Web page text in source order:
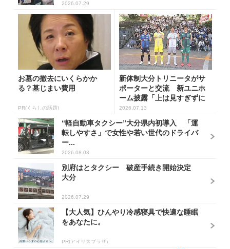
2026.07.29
お墓の撤去にいくらかか
る？墓じまい費用
PR(くらしの話題)
新体制大分トリニータがサ
ポーターと交流 新ユニホ
ーム披露「上は見すぎずに
一歩一歩...
2026.07.13
“軽自動車タクシー”大分県内初導入 「運
転しやすさ」で女性や若い世代のドライバ
ー...
2026.08.03
別府はとタクシー 破産手続き開始決定
大分
2026.07.29
【大人気】ひんやり冷感寝具で快適な睡眠
をあなたに。
PR(アイリスプラザ)